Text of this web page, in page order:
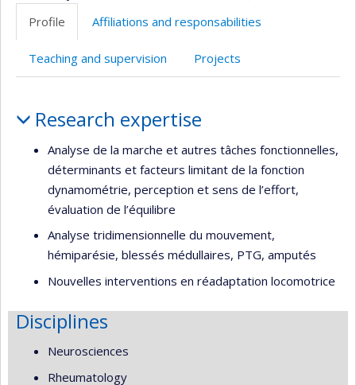
Profile
Affiliations and responsabilities
Teaching and supervision Projects
Research expertise
Analyse de la marche et autres tâches fonctionnelles,
déterminants et facteurs limitant de la fonction
dynamométrie, perception et sens de l’effort,
évaluation de l’équilibre
Analyse tridimensionnelle du mouvement,
hémiparésie, blessés médullaires, PTG, amputés
Nouvelles interventions en réadaptation locomotrice
Disciplines
Neurosciences
Rheumatology